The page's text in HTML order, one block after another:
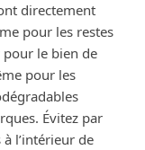
directement
pour les restes
le bien de
pour les
Évitez par
l’intérieur de